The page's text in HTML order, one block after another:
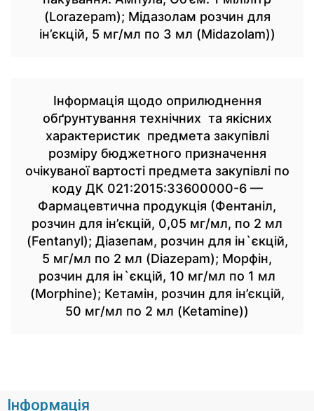
(Lorazepam); Мідазолам розчин для
ін’єкцій, 5 мг/мл по 3 мл (Midazolam))
Інформація щодо оприлюднення
обґрунтування технічних та якісних
характеристик предмета закупівлі
розміру бюджетного призначення
очікуваної вартості предмета закупівлі по
коду ДК 021:2015:33600000-6 —
Фармацевтична продукція (Фентаніл,
розчин для ін’єкцій, 0,05 мг/мл, по 2 мл
(Fentanyl); Діазепам, розчин для ін`єкцій,
5 мг/мл по 2 мл (Diazepam); Морфін,
розчин для ін`єкцій, 10 мг/мл по 1 мл
(Morphine); Кетамін, розчин для ін’єкцій,
50 мг/мл по 2 мл (Ketamine))
Інформація